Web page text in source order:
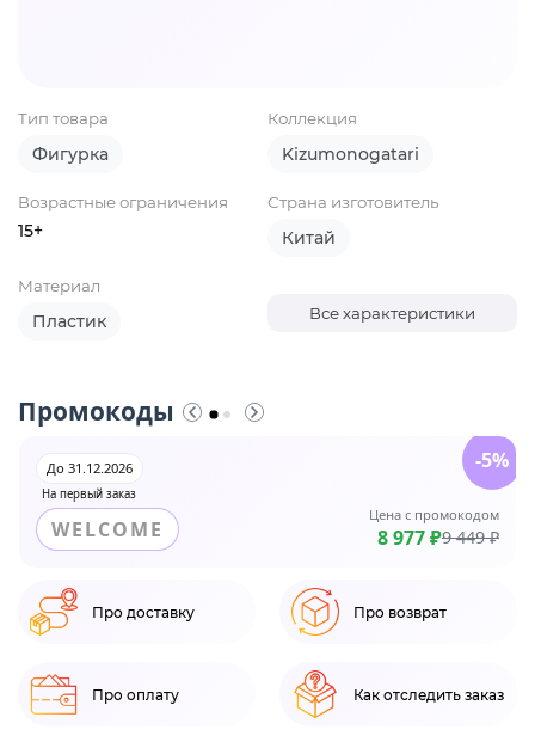
Тип товара
Фигурка
Коллекция
Kizumonogatari
Возрастные ограничения
15+
Страна изготовитель
Китай
Материал
Пластик Все характеристики
Промокоды
На первый заказ
До 31.12.2026
WELCOME
Цена с промокодом
8 977 ₽9 449 ₽
-5%
Про доставку Про возврат
Про оплату Как отследить заказ